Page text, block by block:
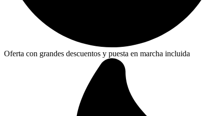
Oferta con grandes descuentos y puesta en marcha incluida